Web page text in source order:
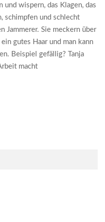
wispern, das Klagen, das
schimpfen und schlecht
Jammerer. Sie meckern über
gutes Haar und man kann
Beispiel gefällig? Tanja
macht